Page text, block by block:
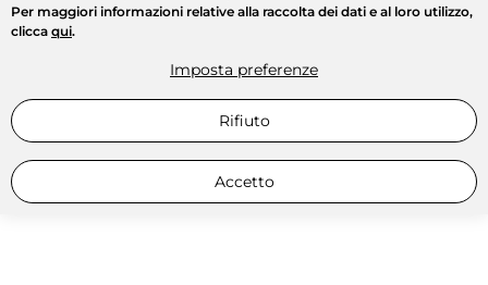
Per maggiori informazioni relative alla raccolta dei dati e al loro utilizzo,
clicca qui.
Imposta preferenze
Rifiuto
Accetto